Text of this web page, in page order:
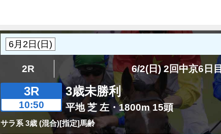
2R 6/2(日) 2回中京6日目
3R
10:50
3歳未勝利
平地 芝 左・1800m 15頭
サラ系 3歳 (混合)[指定]馬齢